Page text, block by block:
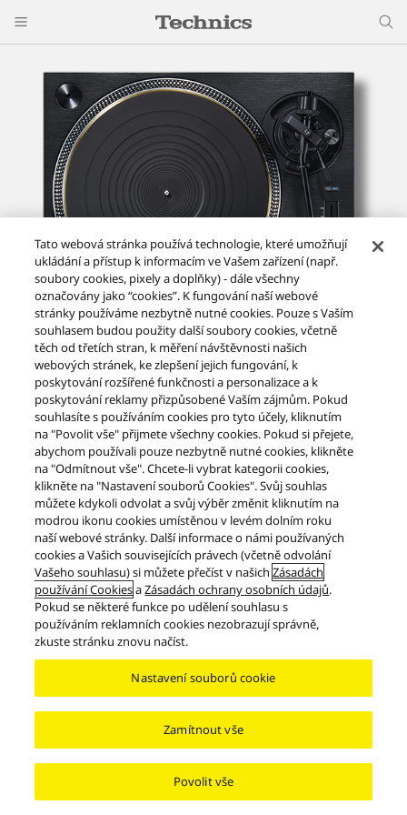
Gramofon s přímým náhonem SL-1210G
Zobrazit stránku produktu
Tisk
Grand Class Řada Grand Class SL-1200
Facebook X YouTube
Instagram
Podmínky používání
Oznámení o ochraně osobních údajů
Kontaktujte nás
Zásady používání souborů cookie
Přístupnost
EU Data Act
Area/Country
Česká republika Všechna práva vyhrazena
Tato webová stránka používá technologie, které umožňují
ukládání a přístup k informacím ve Vašem zařízení (např.
soubory cookies, pixely a doplňky) - dále všechny
označovány jako “cookies”. K fungování naší webové
stránky používáme nezbytně nutné cookies. Pouze s Vaším
souhlasem budou použity další soubory cookies, včetně
těch od třetích stran, k měření návštěvnosti našich
webových stránek, ke zlepšení jejich fungování, k
poskytování rozšířené funkčnosti a personalizace a k
poskytování reklamy přizpůsobené Vaším zájmům. Pokud
souhlasíte s používáním cookies pro tyto účely, kliknutím
na "Povolit vše" přijmete všechny cookies. Pokud si přejete,
abychom používali pouze nezbytně nutné cookies, klikněte
na "Odmítnout vše". Chcete-li vybrat kategorii cookies,
klikněte na "Nastavení souborů Cookies". Svůj souhlas
můžete kdykoli odvolat a svůj výběr změnit kliknutím na
modrou ikonu cookies umístěnou v levém dolním roku
naší webové stránky. Další informace o námi používaných
cookies a Vašich souvisejících právech (včetně odvolání
Vašeho souhlasu) si můžete přečíst v našichZásadách
používání CookiesaZásadách ochrany osobních údajů.
Pokud se některé funkce po udělení souhlasu s
používáním reklamních cookies nezobrazují správně,
zkuste stránku znovu načíst.
Nastavení souborů cookie
Zamítnout vše
Povolit vše